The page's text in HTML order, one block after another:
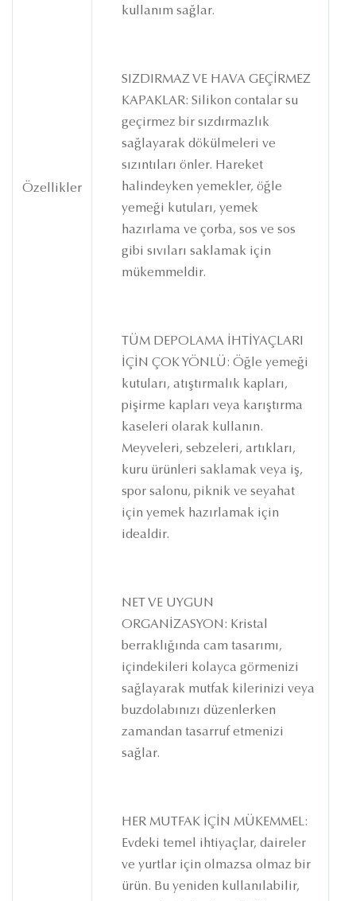
Özellikler
kullanım sağlar.
SIZDIRMAZ VE HAVA GEÇİRMEZ
KAPAKLAR: Silikon contalar su
geçirmez bir sızdırmazlık
sağlayarak dökülmeleri ve
sızıntıları önler. Hareket
halindeyken yemekler, öğle
yemeği kutuları, yemek
hazırlama ve çorba, sos ve sos
gibi sıvıları saklamak için
mükemmeldir.
TÜM DEPOLAMA İHTİYAÇLARI
İÇİN ÇOK YÖNLÜ: Öğle yemeği
kutuları, atıştırmalık kapları,
pişirme kapları veya karıştırma
kaseleri olarak kullanın.
Meyveleri, sebzeleri, artıkları,
kuru ürünleri saklamak veya iş,
spor salonu, piknik ve seyahat
için yemek hazırlamak için
idealdir.
NET VE UYGUN
ORGANİZASYON: Kristal
berraklığında cam tasarımı,
içindekileri kolayca görmenizi
sağlayarak mutfak kilerinizi veya
buzdolabınızı düzenlerken
zamandan tasarruf etmenizi
sağlar.
HER MUTFAK İÇİN MÜKEMMEL:
Evdeki temel ihtiyaçlar, daireler
ve yurtlar için olmazsa olmaz bir
ürün. Bu yeniden kullanılabilir,